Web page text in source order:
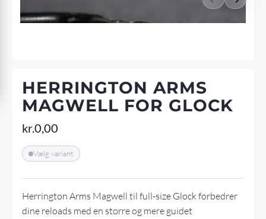
HERRINGTON ARMS
MAGWELL FOR GLOCK
kr.0,00
Vælg variant
Herrington Arms Magwell til full-size Glock forbedrer
dine reloads med en større og mere guidet